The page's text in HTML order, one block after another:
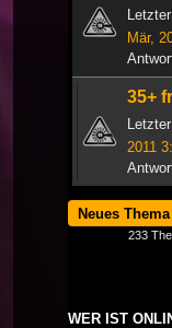
Mär,
35+
2011
Neues Thema
233
WER IST